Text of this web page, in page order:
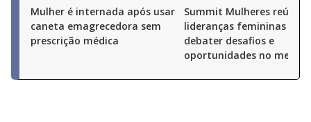
Mulher é internada após usar
caneta emagrecedora sem
prescrição médica
Summit Mulheres reúne
lideranças femininas para
debater desafios e
oportunidades no